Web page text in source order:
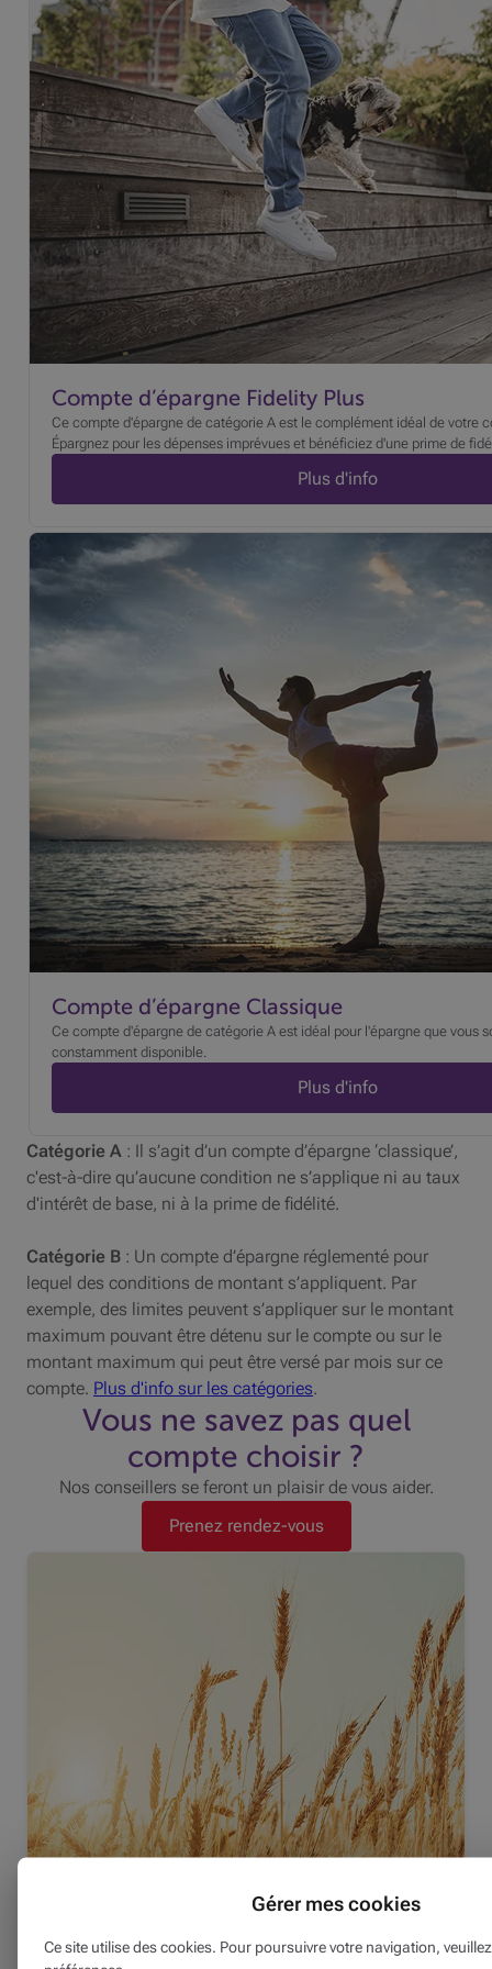
Compte d’épargne Fidelity Plus
Ce compte d'épargne de catégorie A est le complément idéal de votre
Épargnez pour les dépenses imprévues et bénéficiez d'une prime de
Plus d'info
Compte d’épargne Classique
Ce compte d'épargne de catégorie A est idéal pour l'épargne que vous
constamment disponible.
Plus d'info
Catégorie A : Il s’agit d’un compte d’épargne ‘classique’,
c'est-à-dire qu’aucune condition ne s’applique ni au taux
d'intérêt de base, ni à la prime de fidélité.
Catégorie B : Un compte d’épargne réglementé pour
lequel des conditions de montant s’appliquent. Par
exemple, des limites peuvent s’appliquer sur le montant
maximum pouvant être détenu sur le compte ou sur le
montant maximum qui peut être versé par mois sur ce
compte. Plus d'info sur les catégories.
Vous ne savez pas quel
compte choisir ?
Nos conseillers se feront un plaisir de vous aider.
Prenez rendez-vous
Gérer mes cookies
Ce site utilise des cookies. Pour poursuivre votre navigation,